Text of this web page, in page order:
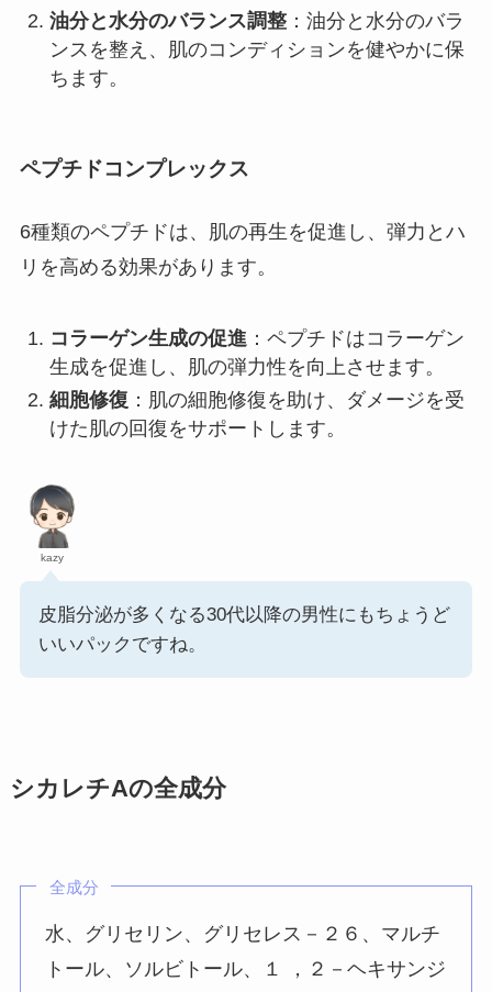
油分と水分のバランス調整：油分と水分のバラ
ンスを整え、肌のコンディションを健やかに保
ちます。
ペプチドコンプレックス
6種類のペプチドは、肌の再生を促進し、弾力とハ
リを高める効果があります。
コラーゲン生成の促進 ：ペプチドはコラーゲン
生成を促進し、肌の弾力性を向上させます。
細胞修復 ：肌の細胞修復を助け、ダメージを受
けた肌の回復をサポートします。
kazy
皮脂分泌が多くなる30代以降の男性にもちょうど
いいパックですね。
シカレチAの全成分
全成分
水、グリセリン、グリセレス－２６、マルチ
トール、ソルビトール、１ ，２－ヘキサンジ